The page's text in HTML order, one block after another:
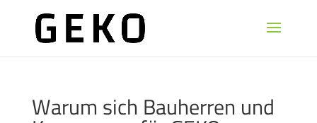
Warum sich Bauherren und